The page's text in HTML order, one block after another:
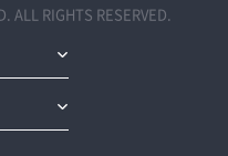
ALL RIGHTS RESERVED.